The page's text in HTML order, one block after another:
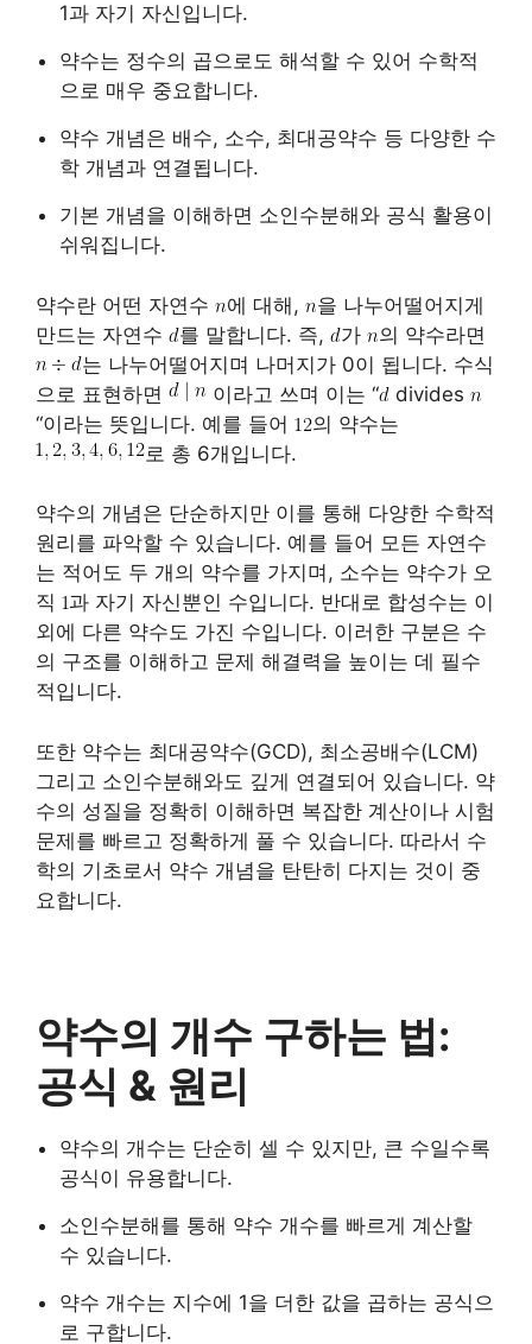
1과 자기 자신입니다.
약수는 정수의 곱으로도 해석할 수 있어 수학적
으로 매우 중요합니다.
약수 개념은 배수, 소수, 최대공약수 등 다양한 수
학 개념과 연결됩니다.
기본 개념을 이해하면 소인수분해와 공식 활용이
쉬워집니다.
약수란 어떤 자연수 에 대해,
을 나누어떨어지게
만드는 자연수
를 말합니다. 즉, 가
의 약수라면
는 나누어떨어지며 나머지가 0이 됩니다. 수식
으로 표현하면
이라고 쓰며 이는 “
divides
“이라는 뜻입니다. 예를 들어
의 약수는
로 총 6개입니다.
약수의 개념은 단순하지만 이를 통해 다양한 수학적
원리를 파악할 수 있습니다. 예를 들어 모든 자연수
는 적어도 두 개의 약수를 가지며, 소수는 약수가 오
직
과 자기 자신뿐인 수입니다. 반대로 합성수는 이
외에 다른 약수도 가진 수입니다. 이러한 구분은 수
의 구조를 이해하고 문제 해결력을 높이는 데 필수
적입니다.
또한 약수는 최대공약수(GCD), 최소공배수(LCM)
그리고 소인수분해와도 깊게 연결되어 있습니다. 약
수의 성질을 정확히 이해하면 복잡한 계산이나 시험
문제를 빠르고 정확하게 풀 수 있습니다. 따라서 수
학의 기초로서 약수 개념을 탄탄히 다지는 것이 중
요합니다.
약수의 개수 구하는 법:
공식 & 원리
약수의 개수는 단순히 셀 수 있지만, 큰 수일수록
공식이 유용합니다.
소인수분해를 통해 약수 개수를 빠르게 계산할
수 있습니다.
약수 개수는 지수에 1을 더한 값을 곱하는 공식으
로 구합니다.